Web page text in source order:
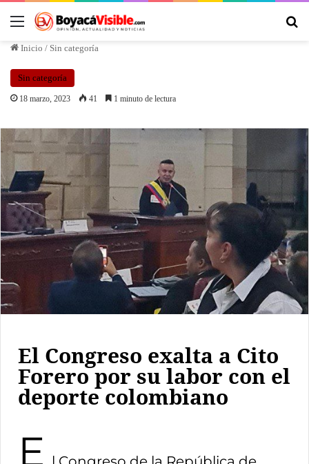
Inicio / Sin categoría
Sin categoría
18 marzo, 2023 41 1 minuto de lectura
El Congreso exalta a Cito
Forero por su labor con el
deporte colombiano
E